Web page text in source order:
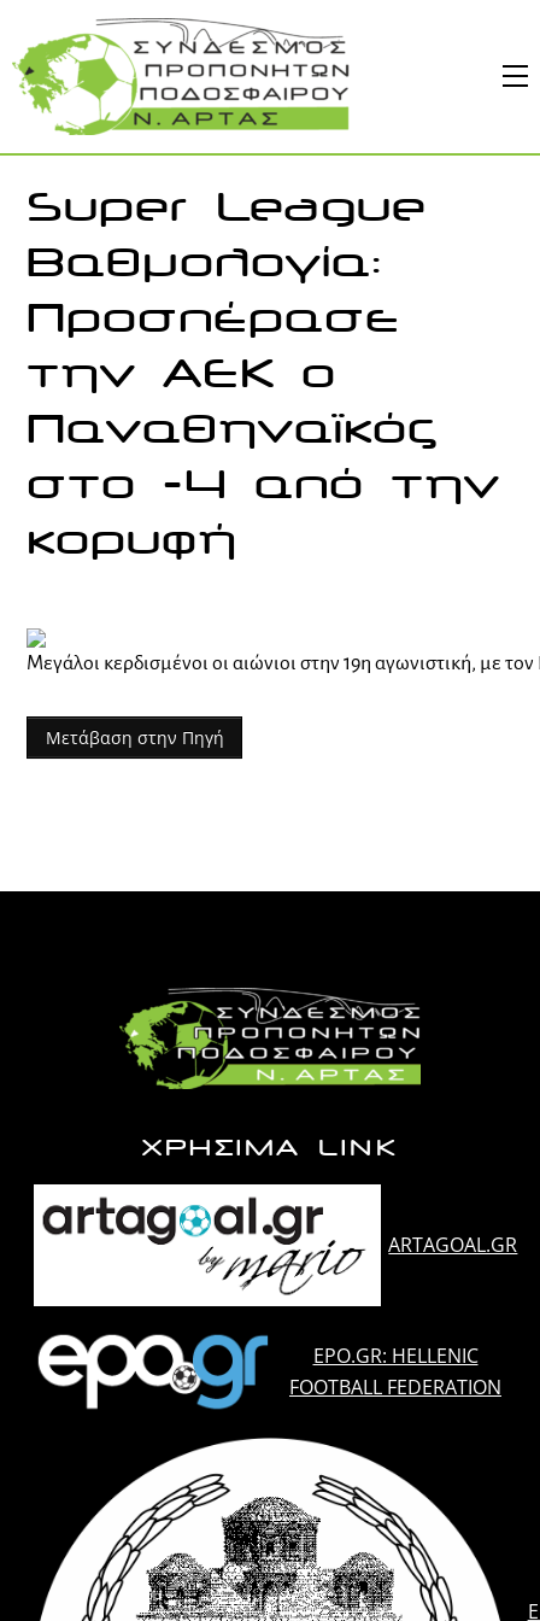
content
Super League
Βαθμολογία:
Προσπέρασε
την ΑΕΚ ο
Παναθηναϊκός
στο -4 από την
κορυφή
Μεγάλοι κερδισμένοι οι αιώνιοι στην 19η αγωνιστική, με
Μετάβαση στην Πηγή
ΧΡΗΣΙΜΑ LINK
ARTAGOAL.GR
EPO.GR: HELLENIC
FOOTBALL FEDERATION